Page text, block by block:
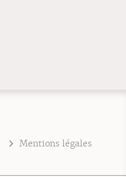
Mentions légales